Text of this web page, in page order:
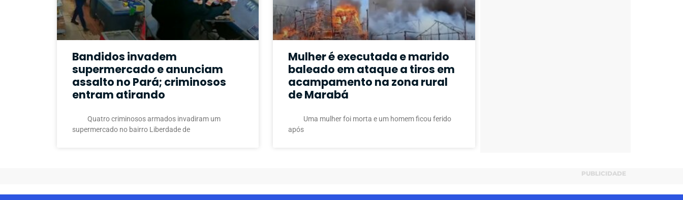
Bandidos invadem
supermercado e anunciam
assalto no Pará; criminosos
entram atirando
Quatro criminosos armados invadiram um
supermercado no bairro Liberdade de
Mulher é executada e marido
baleado em ataque a tiros em
acampamento na zona rural
de Marabá
Uma mulher foi morta e um homem ficou ferido
após
PUBLICIDADE